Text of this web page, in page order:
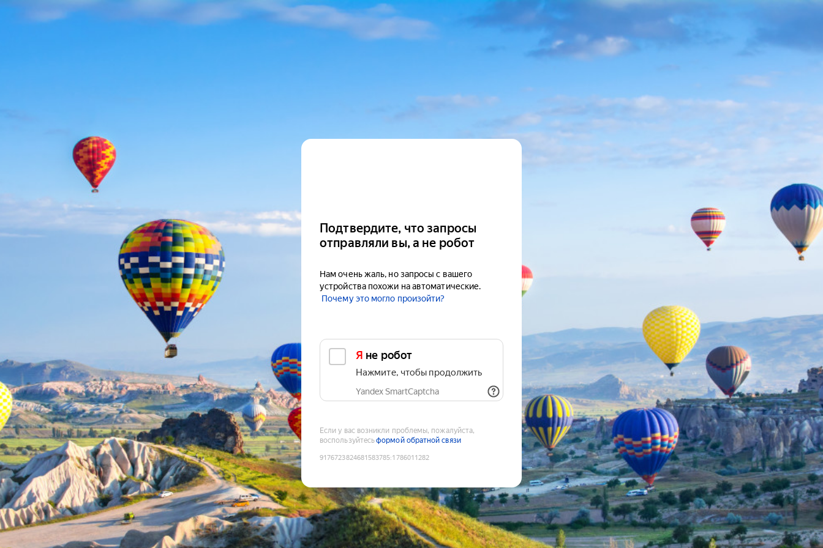
Подтвердите, что запросы
отправляли вы, а не робот
Нам очень жаль, но запросы с вашего
устройства похожи на автоматические.
Почему это могло произойти?
Я не робот
Нажмите, чтобы продолжить
Yandex SmartCaptcha
Если у вас возникли проблемы, пожалуйста,
воспользуйтесьформой обратной связи
9176723824681583785:1786011282